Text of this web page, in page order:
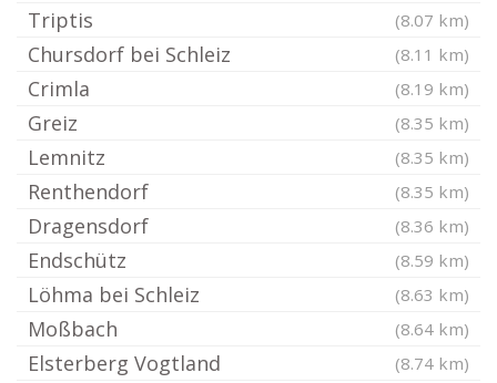
Triptis (8.07 km)
Chursdorf bei Schleiz (8.11 km)
Crimla (8.19 km)
Greiz (8.35 km)
Lemnitz (8.35 km)
Renthendorf (8.35 km)
Dragensdorf (8.36 km)
Endschütz (8.59 km)
Löhma bei Schleiz (8.63 km)
Moßbach (8.64 km)
Elsterberg Vogtland (8.74 km)